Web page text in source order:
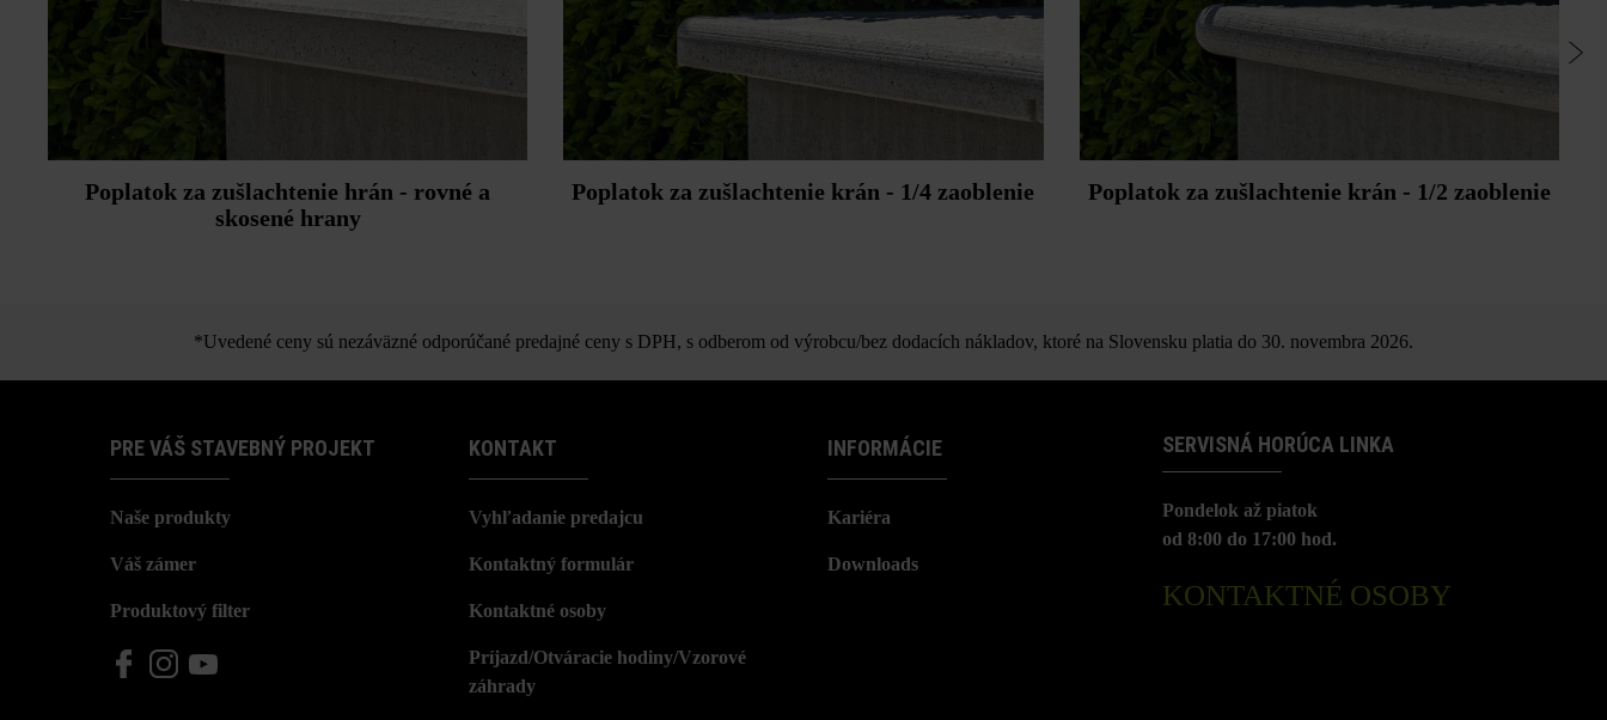
Poplatok za zušlachtenie hrán - rovné a
skosené hrany
Poplatok za zušlachtenie krán - 1/4 zaoblenie Poplatok za zušlachtenie krán - 1/2 zaoblenie
*Uvedené ceny sú nezáväzné odporúčané predajné ceny s DPH, s odberom od výrobcu/bez dodacích nákladov, ktoré na Slovensku platia do 30. novembra 2026.
PRE VÁŠ STAVEBNÝ PROJEKT
Naše produkty
Váš zámer
Produktový filter
KONTAKT
Vyhľadanie predajcu
Kontaktný formulár
Kontaktné osoby
Príjazd/Otváracie hodiny/Vzorové
záhrady
INFORMÁCIE
Kariéra
Downloads
SERVISNÁ HORÚCA LINKA
Pondelok až piatok
od 8:00 do 17:00 hod.
KONTAKTNÉ OSOBY